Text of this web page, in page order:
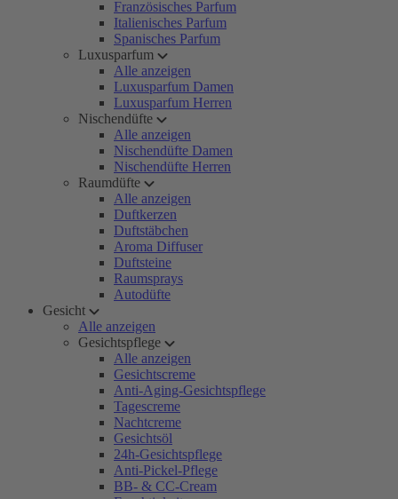
Französisches Parfum
Italienisches Parfum
Spanisches Parfum
Luxusparfum
Alle anzeigen
Luxusparfum Damen
Luxusparfum Herren
Nischendüfte
Alle anzeigen
Nischendüfte Damen
Nischendüfte Herren
Raumdüfte
Alle anzeigen
Duftkerzen
Duftstäbchen
Aroma Diffuser
Duftsteine
Raumsprays
Autodüfte
Gesicht
Alle anzeigen
Gesichtspflege
Alle anzeigen
Gesichtscreme
Anti-Aging-Gesichtspflege
Tagescreme
Nachtcreme
Gesichtsöl
24h-Gesichtspflege
Anti-Pickel-Pflege
BB- & CC-Cream